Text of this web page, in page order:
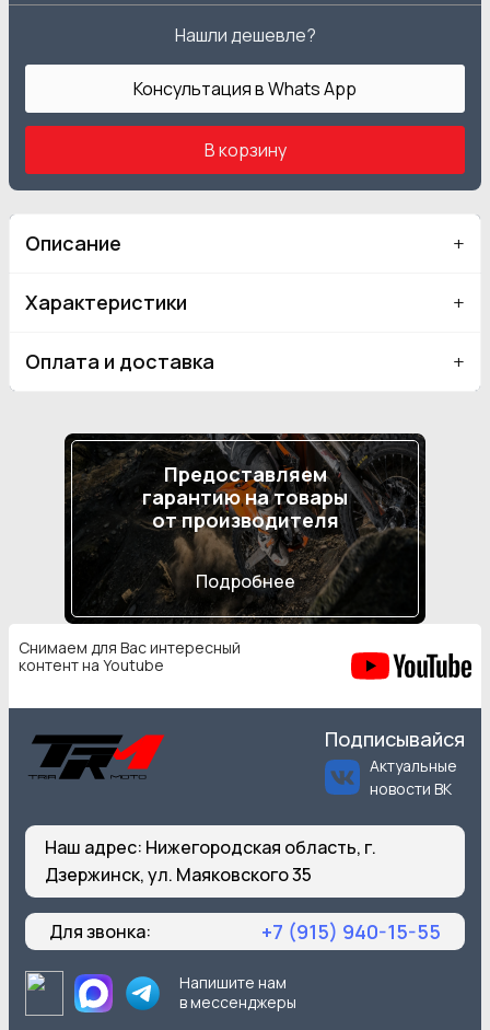
Нашли дешевле?
Консультация в Whats App
В корзину
Описание
Характеристики
Оплата и доставка
Предоставляем
гарантию на товары
от производителя
Подробнее
Снимаем для Вас интересный
контент на Youtube
Подписывайся
Актуальные
новости ВК
Наш адрес: Нижегородская область, г.
Дзержинск, ул. Маяковского 35
Для звонка: +7 (915) 940-15-55
Напишите нам
в мессенджеры